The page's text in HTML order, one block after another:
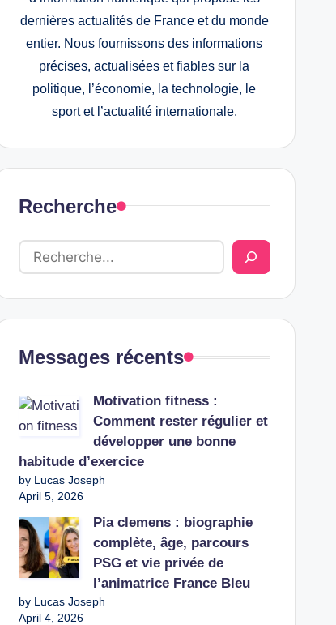
dernières actualités de France et du monde
entier. Nous fournissons des informations
précises, actualisées et fiables sur la
politique, l’économie, la technologie, le
sport et l’actualité internationale.
Recherche
Messages récents
Motivation fitness :
Comment rester régulier et
développer une bonne
habitude d’exercice
by Lucas Joseph
April 5, 2026
Pia clemens : biographie
complète, âge, parcours
PSG et vie privée de
l’animatrice France Bleu
by Lucas Joseph
April 4, 2026